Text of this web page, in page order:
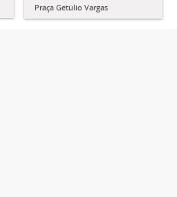
Praça Getúlio Vargas